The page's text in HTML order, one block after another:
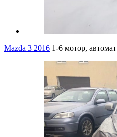
Mazda 3 2016 1-6 мотор, автомат